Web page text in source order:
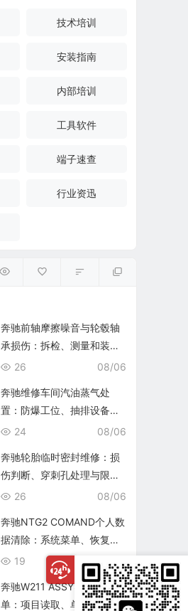
技术培训
安装指南
内部培训
工具软件
端子速查
行业资迅
奔驰前轴摩擦噪音与轮毂轴
承损伤：拆检、测量和装复
复查
08/06
26
奔驰维修车间汽油蒸气处
置：防爆工位、抽排设备与
燃油收集
08/06
24
奔驰轮胎临时密封维修：损
伤判断、穿刺孔处理与限速
复查
08/06
26
奔驰NTG2 COMAND个人数
据清除：系统菜单、恢复出
厂与结果确认
08/06
19
奔驰W211 ASSYST保养菜
单：项目读取、单项确认与